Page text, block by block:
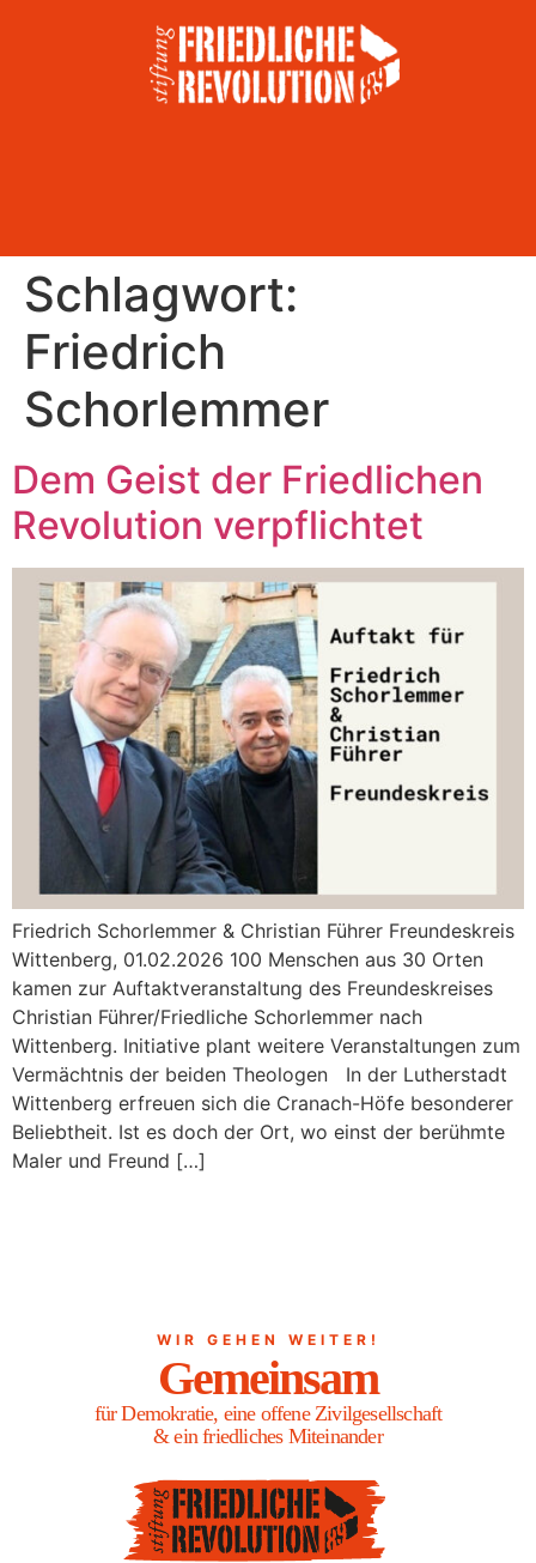
Schlagwort:
Friedrich
Schorlemmer
Dem Geist der Friedlichen
Revolution verpflichtet
Friedrich Schorlemmer & Christian Führer Freundeskreis
Wittenberg, 01.02.2026 100 Menschen aus 30 Orten
kamen zur Auftaktveranstaltung des Freundeskreises
Christian Führer/Friedliche Schorlemmer nach
Wittenberg. Initiative plant weitere Veranstaltungen zum
Vermächtnis der beiden Theologen In der Lutherstadt
Wittenberg erfreuen sich die Cranach-Höfe besonderer
Beliebtheit. Ist es doch der Ort, wo einst der berühmte
Maler und Freund […]
WIR GEHEN WEITER!
Gemeinsam
für Demokratie, eine offene Zivilgesellschaft
& ein friedliches Miteinander